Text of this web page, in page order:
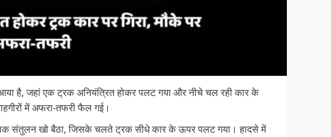
है, जहां एक ट्रक अनियंत्रित होकर पलट गया और नीचे चल रही कार के
में अफरा-तफरी फैल गई।
संतुलन खो बैठा, जिसके चलते ट्रक सीधे कार के ऊपर पलट गया। हादसे में